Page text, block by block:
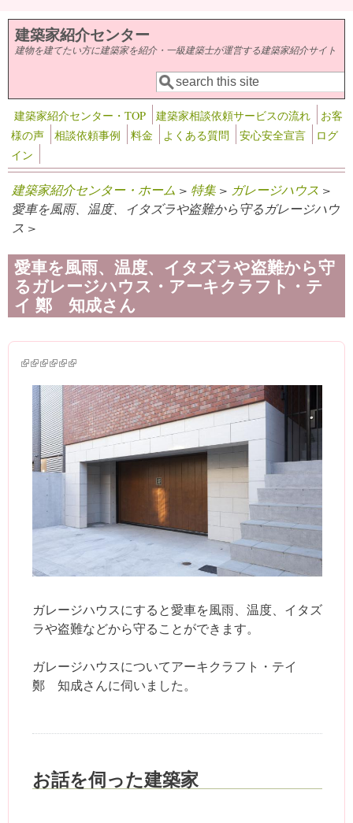
メインコンテンツに移動
建築家紹介センター
建物を建てたい方に建築家を紹介・一級建築士が運営する建築家紹介サイト
検索フォーム
検索
建築家紹介センター・TOP 建築家相談依頼サービスの流れ
お客
様の声
相談依頼事例 料金 よくある質問 安心安全宣言
ログ
イン
建築家紹介センター・ホーム > 特集 > ガレージハウス >
愛車を風雨、温度、イタズラや盗難から守るガレージハウ
ス >
愛車を風雨、温度、イタズラや盗難から守
るガレージハウス・アーキクラフト・テ
イ 鄭 知成さん
(link is external)
(link is external)
(link is external)
(link is external)
(link is external)
(link is external)
ガレージハウスにすると愛車を風雨、温度、イタズ
ラや盗難などから守ることができます。
ガレージハウスについてアーキクラフト・テイ
鄭 知成さんに伺いました。
お話を伺った建築家